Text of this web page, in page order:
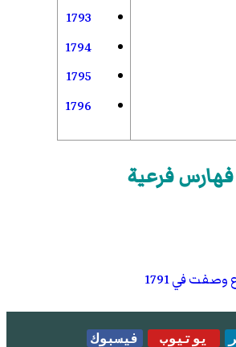
1793
1794
1795
1796
فهارس فرعية
وصفت في 1791
يوتيوب فيسبوك